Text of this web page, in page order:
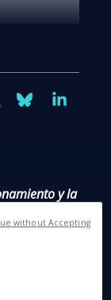
y la
y
without Accepting